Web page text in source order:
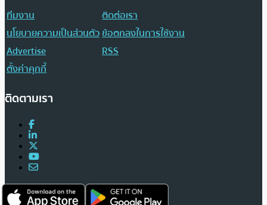
ทีมงาน
ติดต่อเรา
นโยบายความเป็นส่วนตัวข้อตกลงในการใช้งาน
Advertise
RSS
ตั้งค่าคุกกี้
ติดตามเรา